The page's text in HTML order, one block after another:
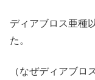
ディアブロス亜種
た。
（なぜディアブロ